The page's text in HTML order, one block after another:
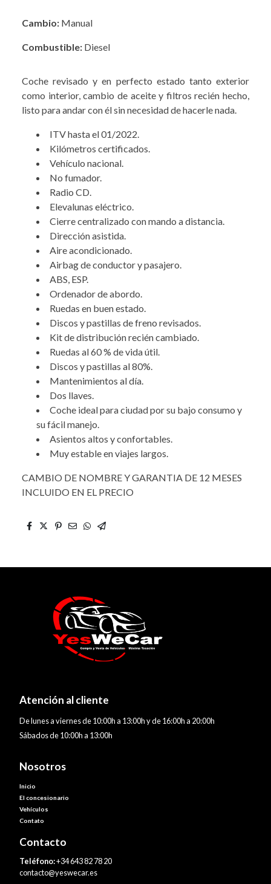
Cambio: Manual
Combustible: Diesel
Coche revisado y en perfecto estado tanto exterior
como interior, cambio de aceite y filtros recién hecho,
listo para andar con él sin necesidad de hacerle nada.
ITV hasta el 01/2022.
Kilómetros certificados.
Vehículo nacional.
No fumador.
Radio CD.
Elevalunas eléctrico.
Cierre centralizado con mando a distancia.
Dirección asistida.
Aire acondicionado.
Airbag de conductor y pasajero.
ABS, ESP.
Ordenador de abordo.
Ruedas en buen estado.
Discos y pastillas de freno revisados.
Kit de distribución recién cambiado.
Ruedas al 60 % de vida útil.
Discos y pastillas al 80%.
Mantenimientos al día.
Dos llaves.
Coche ideal para ciudad por su bajo consumo y
su fácil manejo.
Asientos altos y confortables.
Muy estable en viajes largos.
CAMBIO DE NOMBRE Y GARANTIA DE 12 MESES
INCLUIDO EN EL PRECIO
Atención al cliente
De lunes a viernes de 10:00h a 13:00h y de 16:00h a 20:00h
Sábados de 10:00h a 13:00h
Nosotros
Inicio
El concesionario
Vehículos
Contato
Contacto
Teléfono:+34 643 82 78 20
contacto@yeswecar.es